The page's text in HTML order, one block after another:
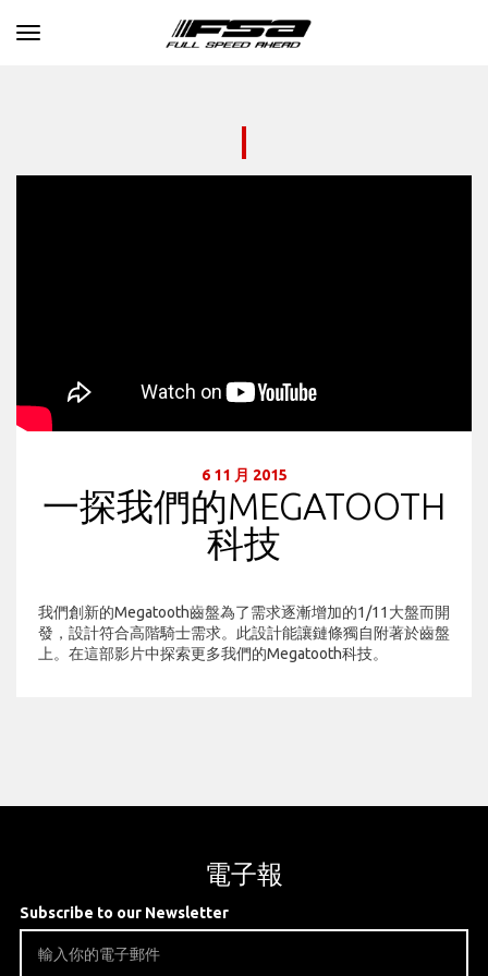
Toggle navigation
6 11 月 2015
一探我們的MEGATOOTH
科技
我們創新的Megatooth齒盤為了需求逐漸增加的1/11大盤而開
發，設計符合高階騎士需求。此設計能讓鏈條獨自附著於齒盤
上。在這部影片中探索更多我們的Megatooth科技。
電子報
Subscribe to our Newsletter